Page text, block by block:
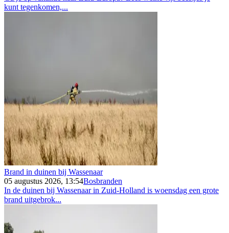
kunt tegenkomen,...
Brand in duinen bij Wassenaar
05 augustus 2026, 13:54Bosbranden
In de duinen bij Wassenaar in Zuid-Holland is woensdag een grote
brand uitgebrok...